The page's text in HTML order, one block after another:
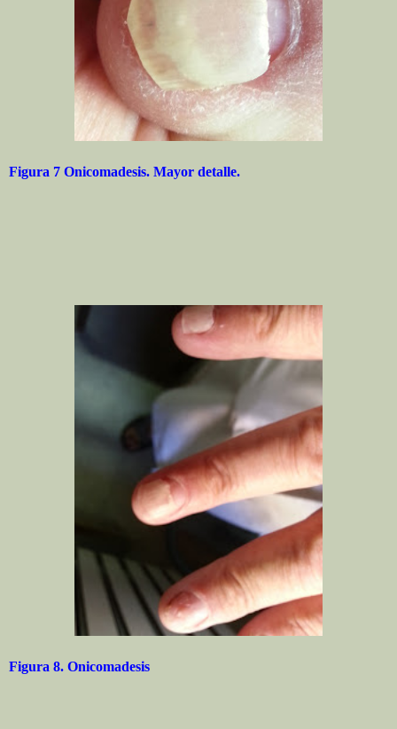
Figura 7 Onicomadesis. Mayor detalle.
Figura 8. Onicomadesis